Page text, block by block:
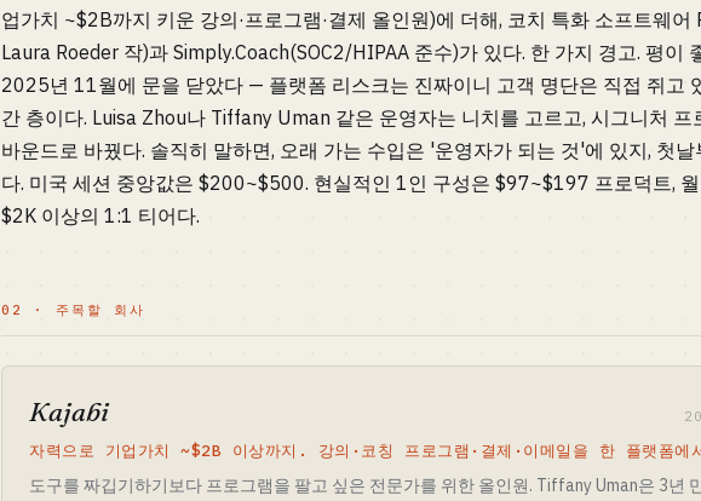
업가치 ~$2B까지 키운 강의·프로그램·결제 올인원)에 더해, 코치 특화 소프트웨
Laura Roeder 작)과 Simply.Coach(SOC2/HIPAA 준수)가 있다. 한 가지 경고. 평이
2025년 11월에 문을 닫았다 — 플랫폼 리스크는 진짜이니 고객 명단은 직접 쥐고
간 층이다. Luisa Zhou나 Tiffany Uman 같은 운영자는 니치를 고르고, 시그니처
바운드로 바꿨다. 솔직히 말하면, 오래 가는 수입은 '운영자가 되는 것'에 있지, 첫
다. 미국 세션 중앙값은 $200~$500. 현실적인 1인 구성은 $97~$197 프로덕트,
$2K 이상의 1:1 티어다.
02 · 주목할 회사
Kajabi
자력으로 기업가치 ~$2B 이상까지. 강의·코칭 프로그램·결제·이메일을 한 플랫폼에
도구를 짜깁기하기보다 프로그램을 팔고 싶은 전문가를 위한 올인원. Tiffany Uman은 3년